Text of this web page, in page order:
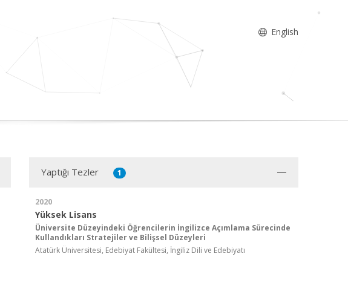
English
Yaptığı Tezler 1
2020
Yüksek Lisans
Üniversite Düzeyindeki Öğrencilerin İngilizce Açımlama Sürecinde
Kullandıkları Stratejiler ve Bilişsel Düzeyleri
Atatürk Üniversitesi, Edebiyat Fakültesi, İngiliz Dili ve Edebiyatı